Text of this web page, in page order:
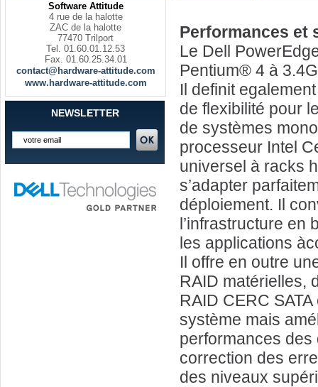
Software Attitude
4 rue de la halotte
ZAC de la halotte
77470 Trilport
Tel. 01.60.01.12.53
Fax. 01.60.25.34.01
contact@hardware-attitude.com
www.hardware-attitude.com
NEWSLETTER
Performances et
Le Dell
Pentium® 4 à
Il definit
de flexibilité pour
de systèmes
processeur Intel
universel à racks
s’adapter
déploiement. Il
l’infrastructure en
les applications
Il offre en outre
RAID matérielles,
RAID CERC
système mais
performances des
correction des
des niveaux